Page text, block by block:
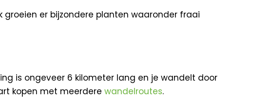
groeien er bijzondere planten waaronder fraai
is ongeveer 6 kilometer lang en je wandelt door
kopen met meerdere wandelroutes.